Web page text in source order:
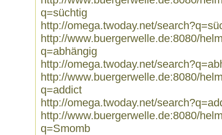
q=süchtig
http://omega.twoday.net/
http://www.buergerwelle.de:8080/
q=abhängig
http://omega.twoday.net/
http://www.buergerwelle.de:8080/
q=addict
http://omega.twoday.net/
http://www.buergerwelle.de:8080/
q=Smomb